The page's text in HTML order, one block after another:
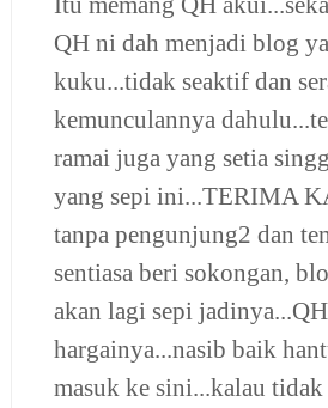
QH ni dah menjadi blog
kuku...tidak seaktif dan
kemunculannya
ramai juga yang setia
yang sepi ini...TERIMA
tanpa pengunjung2 dan
sentiasa beri sokongan,
akan lagi sepi
hargainya...nasib baik
masuk ke sini...kalau